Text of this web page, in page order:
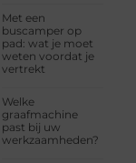
Met een
buscamper op
pad: wat je moet
weten voordat je
vertrekt
Welke
graafmachine
past bij uw
werkzaamheden?